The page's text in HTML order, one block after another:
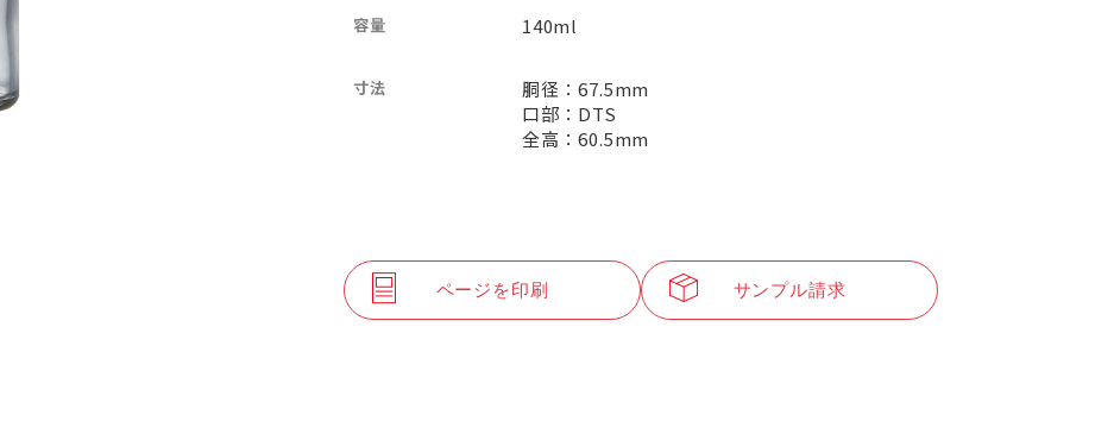
容量 140ml
寸法
胴径：67.5mm
口部：DTS
全高：60.5mm
ページを印刷 サンプル請求